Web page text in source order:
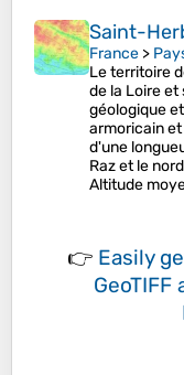
Saint-
France >
Le territoire
de la Loire et
géologique
armoricain
d'une
Raz et le
Altitude
👉 Easily
GeoTIFF